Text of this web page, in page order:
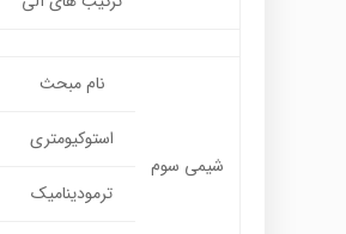
شیمی سوم
نام مبحث
استوکیومتری
ترمودینامیک